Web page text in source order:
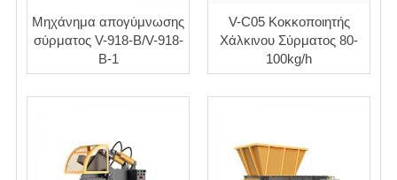
Μηχάνημα απογύμνωσης
σύρματος V-918-B/V-918-
B-1
V-C05 Κοκκοποιητής
Χάλκινου Σύρματος 80-
100kg/h